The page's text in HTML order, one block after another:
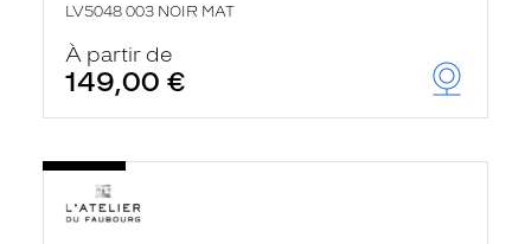
LV5048 003 NOIR MAT
À partir de
149,00 €